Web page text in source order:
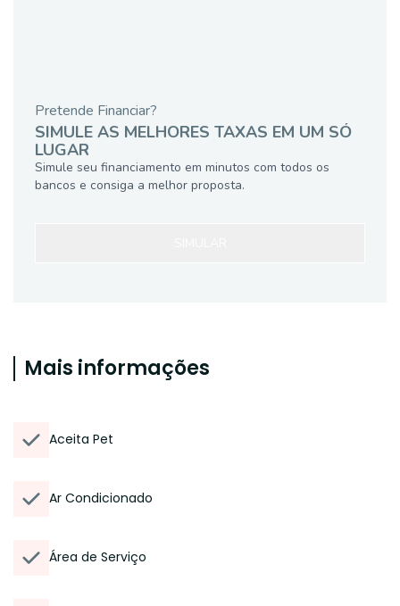
Pretende Financiar?
SIMULE AS MELHORES TAXAS EM UM SÓ
LUGAR
Simule seu financiamento em minutos com todos os
bancos e consiga a melhor proposta.
Mais informações
Aceita Pet
Ar Condicionado
Área de Serviço